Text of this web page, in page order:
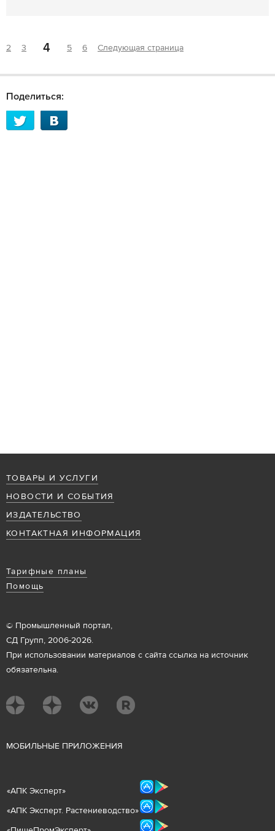
2 3 4 5 6 Следующая страница
Поделиться:
ТОВАРЫ И УСЛУГИ
НОВОСТИ И СОБЫТИЯ
ИЗДАТЕЛЬСТВО
КОНТАКТНАЯ ИНФОРМАЦИЯ
Тарифные планы
Помощь
© Промышленный портал,
СД Групп, 2006-2026.
При использовании материалов с сайта ссылка на источник
обязательна.
МОБИЛЬНЫЕ ПРИЛОЖЕНИЯ
«АПК Эксперт»
«АПК Эксперт. Растениеводство»